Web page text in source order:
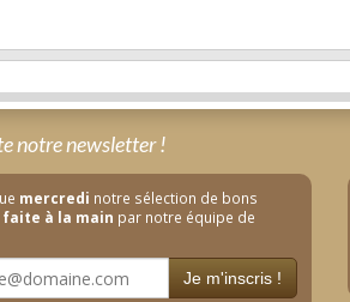
notre newsletter !
mercredi notre sélection de bons
faite à la main par notre équipe de
Je m'inscris !